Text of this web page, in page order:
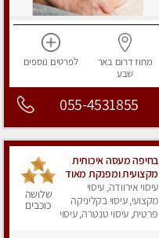
מחוז דרום באר
שבע
לפרטים נוספים
055-4531855
בחיפה מעסה איכותית
מקצועית ומפנקת מאוד
עיסוי אירוודה, עיסוי
מקצועי, עיסוי בקליניקה
פרטית, עיסוי טנטרה, עיסוי
שלושה
כוכבים